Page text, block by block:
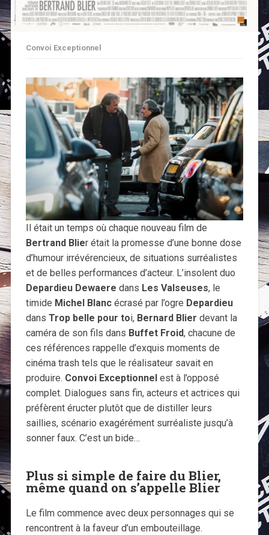
Convoi Exceptionnel
Il était un temps où chaque nouveau film de
Bertrand Blier était la promesse d’une bonne dose
d’humour irrévérencieux, de situations surréalistes
et de belles performances d’acteur. L’insolent duo
Depardieu Dewaere dans Les Valseuses, le
timide Michel Blancécrasé par l’ogre Depardieu
dans Trop belle pour toi, Bernard Blier devant la
caméra de son fils dans Buffet Froid, chacune de
ces références rappelle d’exquis moments de
cinéma trash tels que le réalisateur savait en
produire. Convoi Exceptionnel est à l’opposé
complet. Dialogues sans fin, acteurs et actrices qui
préfèrent éructer plutôt que de distiller leurs
saillies, scénario exagérément surréaliste jusqu’à
sonner faux. C’est un bide…
Plus si simple de faire du Blier,
même quand on s’appelle Blier
Le film commence avec deux personnages qui se
rencontrent à la faveur d’un embouteillage.